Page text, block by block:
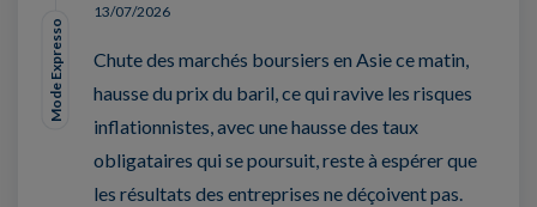
Mode Expresso
13/07/2026
Chute des marchés boursiers en Asie ce matin,
hausse du prix du baril, ce qui ravive les risques
inflationnistes, avec une hausse des taux
obligataires qui se poursuit, reste à espérer que
les résultats des entreprises ne déçoivent pas.